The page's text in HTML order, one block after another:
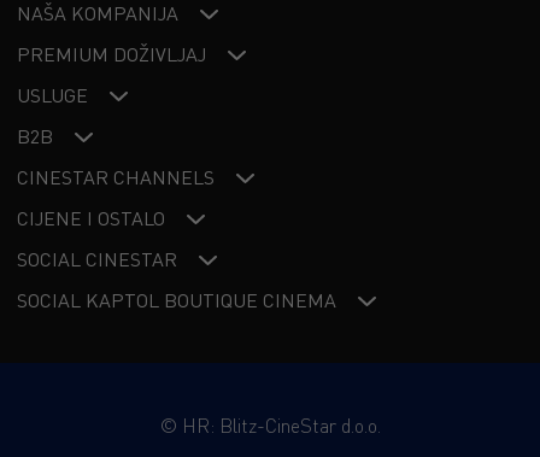
NAŠA KOMPANIJA
PREMIUM DOŽIVLJAJ
USLUGE
B2B
CINESTAR CHANNELS
CIJENE I OSTALO
SOCIAL CINESTAR
SOCIAL KAPTOL BOUTIQUE CINEMA
© HR: Blitz-CineStar d.o.o.